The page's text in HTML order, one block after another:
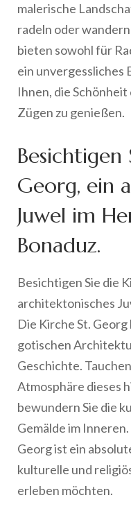
malerische
radeln oder
bieten sowohl für
ein unvergessliches
Ihnen, die
Zügen zu genießen.
Besichtigen
Georg, ein
Juwel im
Bonaduz.
Besichtigen Sie die
architektonisches
Die Kirche St.
gotischen
Geschichte.
Atmosphäre dieses
bewundern Sie die
Gemälde im
Georg ist ein
kulturelle und
erleben möchten.